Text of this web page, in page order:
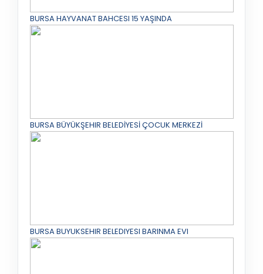
BURSA HAYVANAT BAHCESI 15 YAŞINDA
BURSA BÜYÜKŞEHIR BELEDİYESİ ÇOCUK MERKEZİ
BURSA BUYUKSEHIR BELEDIYESI BARINMA EVI